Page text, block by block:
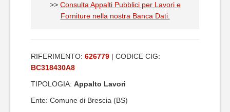
>> Consulta Appalti Pubblici per Lavori e
Forniture nella nostra Banca Dati.
RIFERIMENTO: 626779 | CODICE CIG:
BC318430A8
TIPOLOGIA: Appalto Lavori
Ente: Comune di Brescia (BS)